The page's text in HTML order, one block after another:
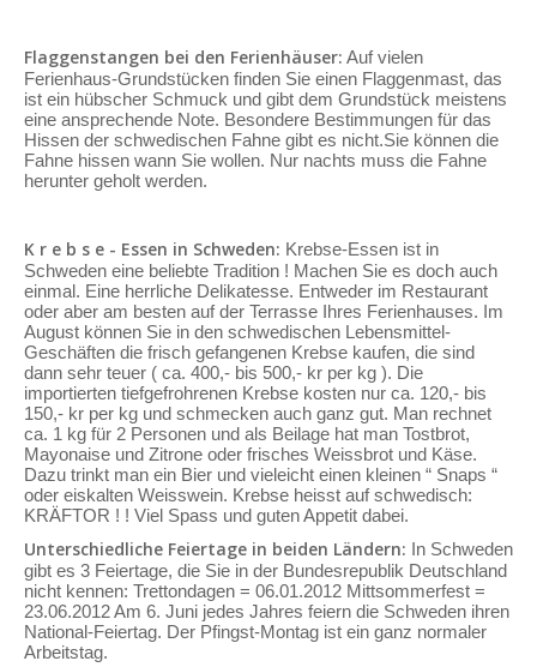
Flaggenstangen bei den Ferienhäuser: Auf vielen
Ferienhaus-Grundstücken finden Sie einen Flaggenmast, das
ist ein hübscher Schmuck und gibt dem Grundstück meistens
eine ansprechende Note. Besondere Bestimmungen für das
Hissen der schwedischen Fahne gibt es nicht.Sie können die
Fahne hissen wann Sie wollen. Nur nachts muss die Fahne
herunter geholt werden.
K r e b s e - Essen in Schweden: Krebse-Essen ist in
Schweden eine beliebte Tradition ! Machen Sie es doch auch
einmal. Eine herrliche Delikatesse. Entweder im Restaurant
oder aber am besten auf der Terrasse Ihres Ferienhauses. Im
August können Sie in den schwedischen Lebensmittel-
Geschäften die frisch gefangenen Krebse kaufen, die sind
dann sehr teuer ( ca. 400,- bis 500,- kr per kg ). Die
importierten tiefgefrohrenen Krebse kosten nur ca. 120,- bis
150,- kr per kg und schmecken auch ganz gut. Man rechnet
ca. 1 kg für 2 Personen und als Beilage hat man Tostbrot,
Mayonaise und Zitrone oder frisches Weissbrot und Käse.
Dazu trinkt man ein Bier und vieleicht einen kleinen “ Snaps “
oder eiskalten Weisswein. Krebse heisst auf schwedisch:
KRÄFTOR ! ! Viel Spass und guten Appetit dabei.
Unterschiedliche Feiertage in beiden Ländern: In Schweden
gibt es 3 Feiertage, die Sie in der Bundesrepublik Deutschland
nicht kennen: Trettondagen = 06.01.2012 Mittsommerfest =
23.06.2012 Am 6. Juni jedes Jahres feiern die Schweden ihren
National-Feiertag. Der Pfingst-Montag ist ein ganz normaler
Arbeitstag.